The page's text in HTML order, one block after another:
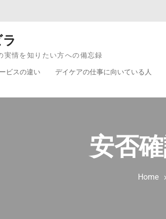
実情を知りたい方への備忘録
ビスの違い デイケアの仕事に向いている人
安否
Home